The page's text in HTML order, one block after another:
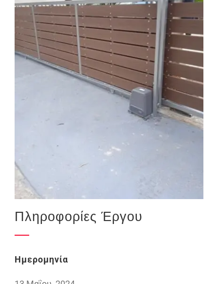
Πληροφορίες Έργου
Ημερομηνία